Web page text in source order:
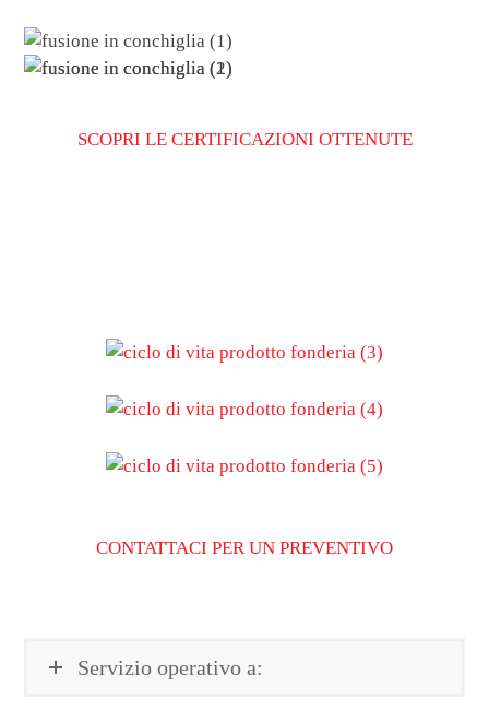
SCOPRI LE CERTIFICAZIONI OTTENUTE
CONTATTACI PER UN PREVENTIVO
Servizio operativo a: